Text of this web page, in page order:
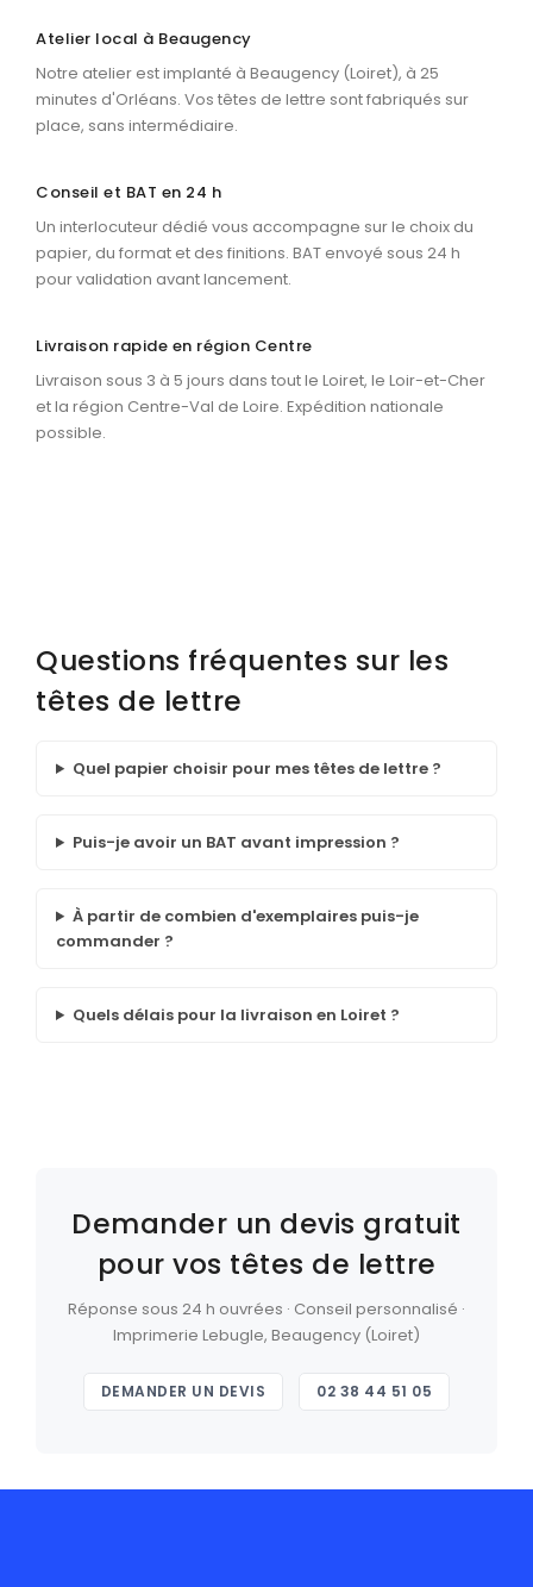
Atelier local à Beaugency
Notre atelier est implanté à Beaugency (Loiret), à 25
minutes d'Orléans. Vos têtes de lettre sont fabriqués sur
place, sans intermédiaire.
Conseil et BAT en 24 h
Un interlocuteur dédié vous accompagne sur le choix du
papier, du format et des finitions. BAT envoyé sous 24 h
pour validation avant lancement.
Livraison rapide en région Centre
Livraison sous 3 à 5 jours dans tout le Loiret, le Loir-et-Cher
et la région Centre-Val de Loire. Expédition nationale
possible.
Questions fréquentes sur les
têtes de lettre
Quel papier choisir pour mes têtes de lettre ?
Puis-je avoir un BAT avant impression ?
À partir de combien d'exemplaires puis-je
commander ?
Quels délais pour la livraison en Loiret ?
Demander un devis gratuit
pour vos têtes de lettre
Réponse sous 24 h ouvrées · Conseil personnalisé ·
Imprimerie Lebugle, Beaugency (Loiret)
DEMANDER UN DEVIS 02 38 44 51 05